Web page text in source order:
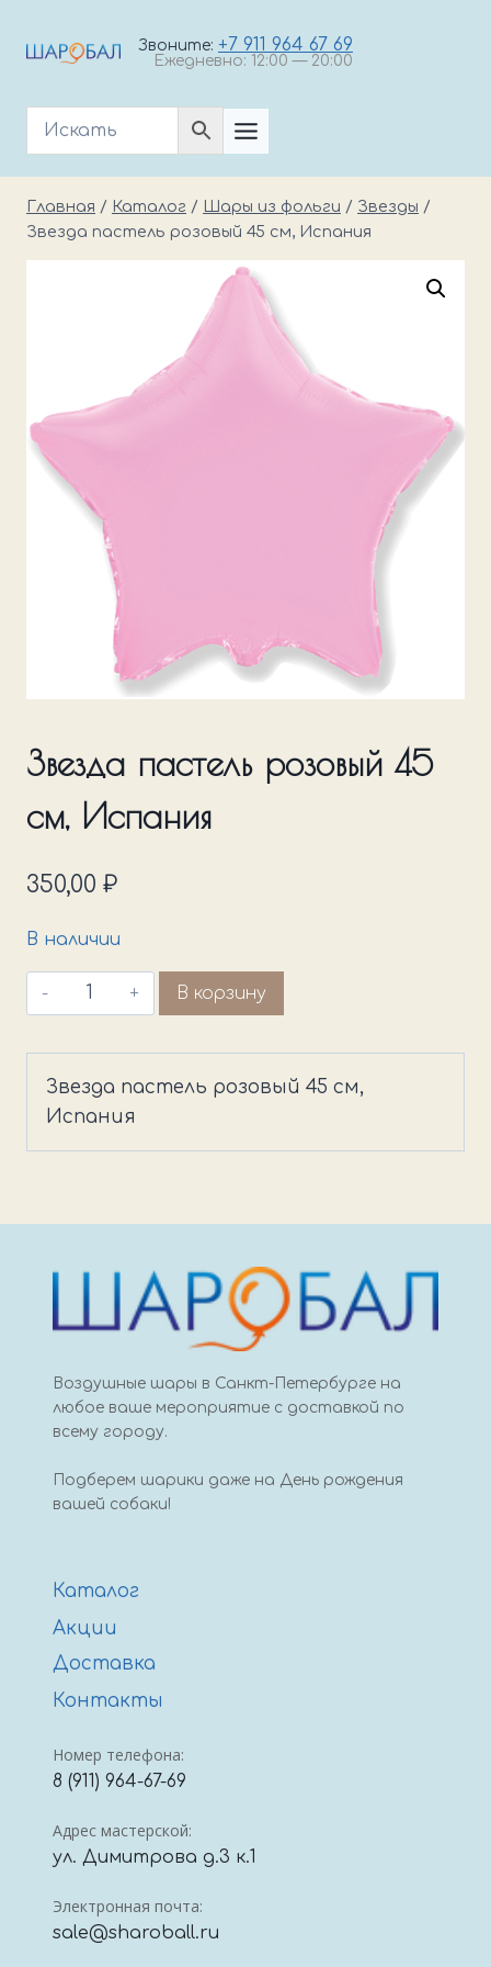
Звоните: +7 911 964 67 69
Ежедневно: 12:00 — 20:00
Главная / Каталог / Шары из фольги / Звезды /
Звезда пастель розовый 45 см, Испания
Звезда пастель розовый 45
см, Испания
350,00 ₽
В наличии
Количество
товара
розовый
В корзину
Звезда пастель розовый 45 см,
Испания
Воздушные шары в Санкт-Петербурге на
любое ваше мероприятие с доставкой по
всему городу.
Подберем шарики даже на День рождения
вашей собаки!
Каталог
Акции
Доставка
Контакты
Номер телефона:
8 (911) 964-67-69
Адрес мастерской:
ул. Димитрова д.3 к.1
Электронная почта:
sale@sharoball.ru